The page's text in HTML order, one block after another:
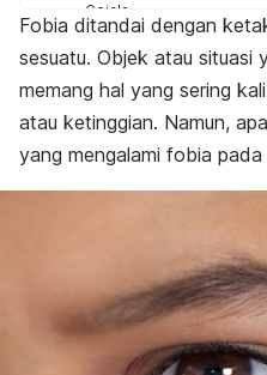
Gejala
Penyebab
Cara mengatasi
Fobia ditandai dengan
sesuatu. Objek atau situasi
memang hal yang sering
atau ketinggian. Namun,
yang mengalami fobia